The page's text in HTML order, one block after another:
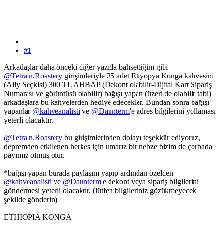
#1
Arkadaşlar daha önceki diğer yazıda bahsettiğim gibi
@Tetra.n.Roastery girişimleriyle 25 adet Etiyopya Konga kahvesini
(Ally Seçkisi) 300 TL AHBAP (Dekont olabilir-Dijital Kart Sipariş
Numarası ve görüntüsü olabilir) bağışı yapan (üzeri de olabilir tabi)
arkadaşlara bu kahvelerden hediye edecekler. Bundan sonra bağışı
yapanlar @kahveanalisti ve @Daunterm'e adres bilgilerini yollaması
yeterli olacaktır.
@Tetra.n.Roastery bu girişimlerinden dolayı teşekkür ediyoruz,
depremden etkilenen herkes için umarız bir nebze bizim de çorbada
payımız olmuş olur.
*bağışı yapan burada paylaşım yapıp ardından özelden
@kahveanalisti ve @Daunterm'e dekont veya sipariş bilgilerini
göndermesi yeterli olacaktır. (lütfen bilgileriniz gözükmeyecek
şekilde gönderin)
ETHIOPIA KONGA